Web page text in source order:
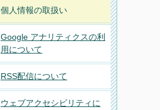
個人情報の取扱い
Google アナリティクスの利
用について
RSS配信について
ウェブアクセシビリティに